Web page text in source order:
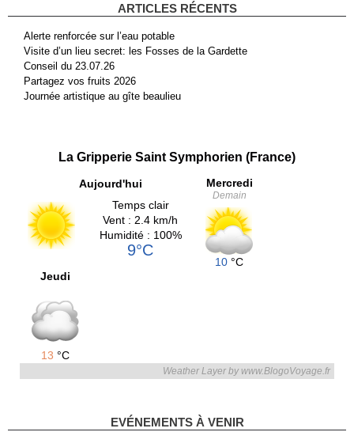
ARTICLES RÉCENTS
Alerte renforcée sur l’eau potable
Visite d’un lieu secret: les Fosses de la Gardette
Conseil du 23.07.26
Partagez vos fruits 2026
Journée artistique au gîte beaulieu
La Gripperie Saint Symphorien (France)
Aujourd'hui
Temps clair
Vent : 2.4 km/h
Humidité : 100%
9°C
Mercredi
Demain
10 °C
Jeudi
13 °C
Weather Layer by www.BlogoVoyage.fr
EVÉNEMENTS À VENIR